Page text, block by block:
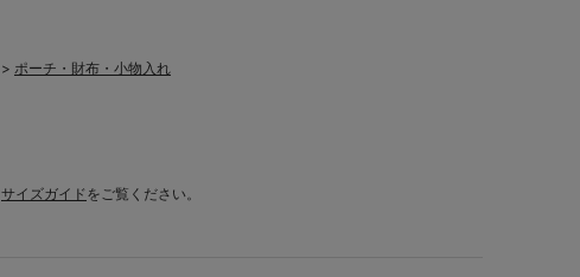
> ポーチ・財布・小物入れ
サイズガイドをご覧ください。